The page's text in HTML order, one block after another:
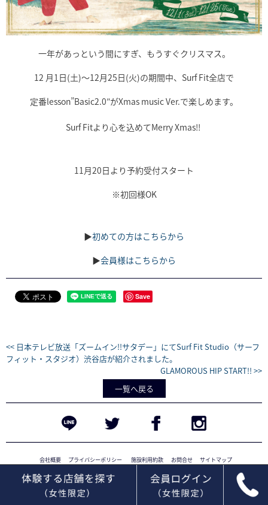
一年があっという間にすぎ、もうすぐクリスマス。
12 月1日(土)〜12月25日(火)の期間中、Surf Fit全店で
定番lesson”Basic2.0″がXmas music Ver.で楽しめます。
Surf Fitより心を込めてMerry Xmas!!
11月20日より予約受付スタート
※初回様OK
▶︎初めての方はこちらから
▶︎会員様はこちらから
Save
<< 日本テレビ放送「ズームイン!!サタデー」にてSurf Fit Studio（サーフ
フィット・スタジオ）渋谷店が紹介されました。
GLAMOROUS HIP START!! >>
一覧へ戻る
会社概要 プライバシーポリシー 施設利用約款 お問合せ サイトマップ
Copyright © 2016 Surf Fit Japan.